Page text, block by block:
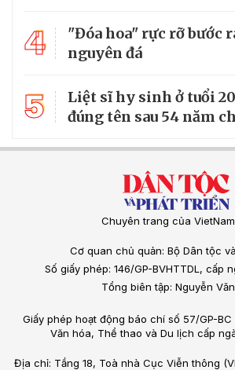
4
"Đóa hoa" rực rỡ bước
nguyên đá
5
Liệt sĩ hy sinh ở tuổi
đúng tên sau 54 năm
Chuyên trang của
Cơ quan chủ quản: Bộ Dân tộc
Số giấy phép: 146/GP-BVHTTDL, cấp
Tổng biên tập: Nguyễn
Giấy phép hoạt động báo chí số 57/GP-
Văn hóa, Thể thao và Du lịch cấp
Địa chỉ: Tầng 18, Toà nhà Cục Viễn thông